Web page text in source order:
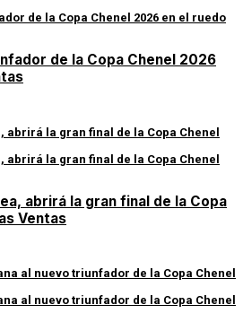
de la Copa Chenel 2026
abrirá la gran final de la Copa
Ventas